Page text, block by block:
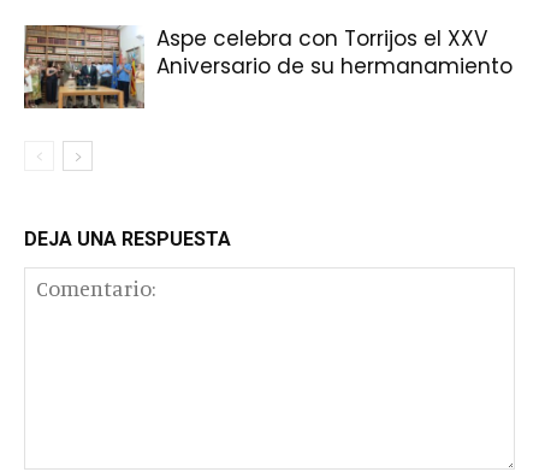
Aspe celebra con Torrijos el XXV
Aniversario de su hermanamiento
DEJA UNA RESPUESTA